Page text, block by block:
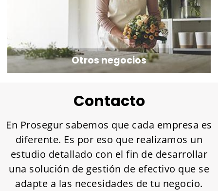
Otros negocios
Contacto
En Prosegur sabemos que cada empresa es
diferente. Es por eso que realizamos un
estudio detallado con el fin de desarrollar
una solución de gestión de efectivo que se
adapte a las necesidades de tu negocio.